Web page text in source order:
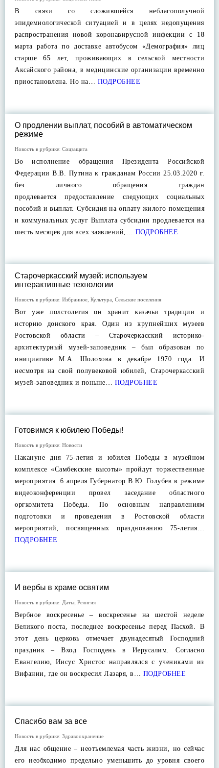
В связи со сложившейся неблагополучной
эпидемиологической ситуацией и в целях недопущения
распространения новой коронавирусной инфекции с 18
марта работа по доставке автобусом «Демография» лиц
старше 65 лет, проживающих в сельской местности
Аксайского района, в медицинские организации временно
приостановлена. Но на… ПОДРОБНЕЕ
О продлении выплат, пособий в автоматическом
режиме
Новость в рубрике: Соцзащита
Во исполнение обращения Президента Российской
Федерации В.В. Путина к гражданам России 25.03.2020 г.
без личного обращения граждан
продлевается предоставление следующих социальных
пособий и выплат. Субсидия на оплату жилого помещения
и коммунальных услуг Выплата субсидии продлевается на
шесть месяцев для всех заявлений,… ПОДРОБНЕЕ
Старочеркасский музей: используем
интерактивные технологии
Новость в рубрике: Избранное Культура Сельские поселения
Вот уже полстолетия он хранит казачьи традиции и
историю донского края. Один из крупнейших музеев
Ростовской области – Старочеркасский историко-
архитектурный музей-заповедник – был образован по
инициативе М.А. Шолохова в декабре 1970 года. И
несмотря на свой полувековой юбилей, Старочеркасский
музей-заповедник и поныне… ПОДРОБНЕЕ
Готовимся к юбилею Победы!
Новость в рубрике: Новости
Накануне дня 75-летия и юбилея Победы в музейном
комплексе «Самбекские высоты» пройдут торжественные
мероприятия. 6 апреля Губернатор В.Ю. Голубев в режиме
видеоконференции провел заседание областного
оргкомитета Победы. По основным направлениям
подготовки и проведения в Ростовской области
мероприятий, посвященных празднованию 75-летия…
ПОДРОБНЕЕ
И вербы в храме освятим
Новость в рубрике: Даты Религия
Вербное воскресенье – воскресенье на шестой неделе
Великого поста, последнее воскресенье перед Пасхой. В
этот день церковь отмечает двунадесятый Господний
праздник – Вход Господень в Иерусалим. Согласно
Евангелию, Иисус Христос направлялся с учениками из
Вифании, где он воскресил Лазаря, в… ПОДРОБНЕЕ
Спасибо вам за все
Новость в рубрике: Здравоохранение
Для нас общение – неотъемлемая часть жизни, но сейчас
его необходимо предельно уменьшить до уровня своего